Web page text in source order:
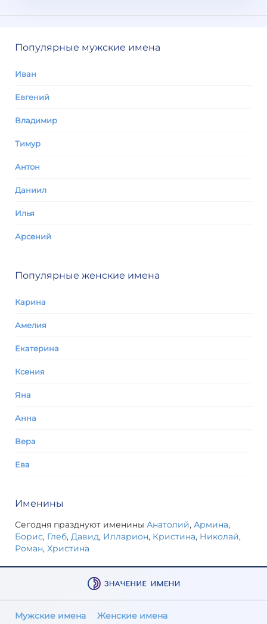
Популярные мужские имена
Иван
Евгений
Владимир
Тимур
Антон
Даниил
Илья
Арсений
Популярные женские имена
Карина
Амелия
Екатерина
Ксения
Яна
Анна
Вера
Ева
Именины
Сегодня празднуют именины Анатолий, Армина,
Борис, Глеб, Давид, Илларион, Кристина, Николай,
Роман, Христина
Мужские имена Женские имена